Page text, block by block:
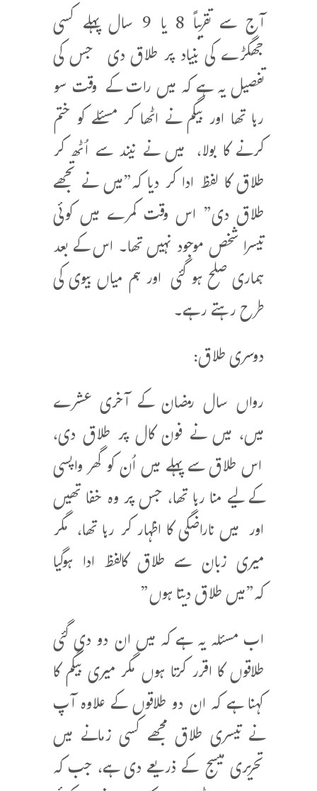
آج سے تقریباً 8 یا 9 سال پہلے کسی
جھگڑے کی بنیاد پر طلاق دی جس کی
تفصیل یہ ہے کہ میں رات کے وقت سو
رہا تھا اور بیگم نے اٹھا کر مسئلے کو ختم
کرنے کا بولا، میں نے نیند سے اُٹھ کر
طلاق کا لفظ ادا کر دیا کہ”میں نے تجھے
طلاق دی” اس وقت کمرے میں کوئی
تیسرا شخص موجود نہیں تھا۔ اس کے بعد
ہماری صلح ہو گئی اور ہم میاں بیوی کی
طرح رہتے رہے۔
دوسری طلاق:
رواں سال رمضان کے آخری عشرے
میں، میں نے فون کال پر طلاق دی،
اس طلاق سے پہلے میں اُن کو گھر واپسی
کے لیے منا رہا تھا، جس پر وہ خفا تھیں
اور میں ناراضگی کا اظہار کر رہا تھا، مگر
میری زبان سے طلاق کالفظ ادا ہوگیا
کہ”میں طلاق دیتا ہوں”
اب مسئلہ یہ ہے کہ میں ان دو دی گئی
طلاقوں کا اقرر کرتا ہوں مگر میری بیگم کا
کہنا ہے کہ ان دو طلاقوں کے علاوہ آپ
نے تیسری طلاق مجھے کسی زمانے میں
تحریری میسج کے ذریعے دی ہے، جب کہ